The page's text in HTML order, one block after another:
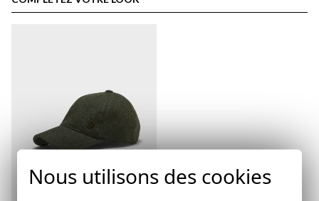
Politique d'expédition ici
Nous utilisons des cookies